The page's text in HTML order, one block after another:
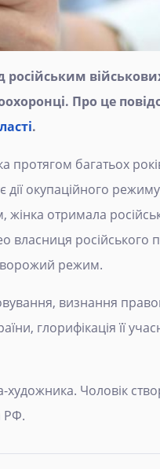
Про це
.
багатьох
дії окупаційного
жінка отримала
власниця російського
ворожий режим.
визнання
глорифікація її
художника. Чоловік
РФ.